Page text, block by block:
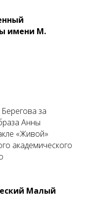
имени М.
за
Анны
«Живой»
академического
Малый